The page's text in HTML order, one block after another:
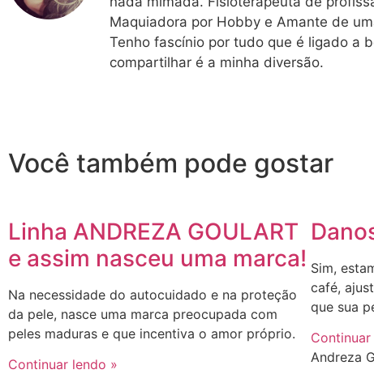
Maquiadora por Hobby e Amante de
Tenho fascínio por tudo que é ligado a
compartilhar é a minha diversão.
Você também pode gostar
Linha ANDREZA GOULART
e assim nasceu uma marca!
Na necessidade do autocuidado e na proteção
da pele, nasce uma marca preocupada com
peles maduras e que incentiva o amor próprio.
Continuar lendo »
Sim,
café,
que sua
Andreza